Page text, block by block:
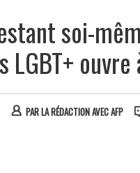
soi-
LGBT+ ouvre
PARLA RÉDACTION AVEC AFP